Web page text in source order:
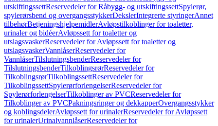
utskiftingssettReservedeler for Råbygg- og utskiftingssettSpylerør,
spylerørsbend og overgangsstykkerDekslerIntegrerte styringerAnnet
tilbehørBetjeningshjelpemidlerAvløpstilkoblinger for toaletter,
urinaler og bidéerAvløpssett for toaletter og
utslagsvaskerReservedeler for Avløpssett for toaletter og
utslagsvaskerVannlåserReservedeler for
VannlåserTilslutningsbenderReservedeler for
TilslutningsbenderTilkoblingsrørReservedeler for
TilkoblingsrørTilkoblingssettReservedeler for
TilkoblingssettSpylerørforlengelserReservedeler for
SpylerørforlengelserTilkoblinger av PVCReservedeler for
Tilkoblinger av PVCPakningsringer og dekkapperOvergangsstykker
og koblingsdelerAvløpssett for urinalerReservedeler for Avløpssett
for urinalerUrinalvannlåserReservedeler for